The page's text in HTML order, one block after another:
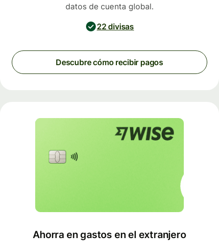
datos de cuenta global.
22 divisas
Descubre cómo recibir pagos
Ahorra en gastos en el extranjero